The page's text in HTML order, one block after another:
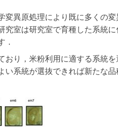
変異原処理により既に多くの
究室は研究室で育種した系統
．
おり，米粉利用に適する系統
い系統が選抜できれば新たな品